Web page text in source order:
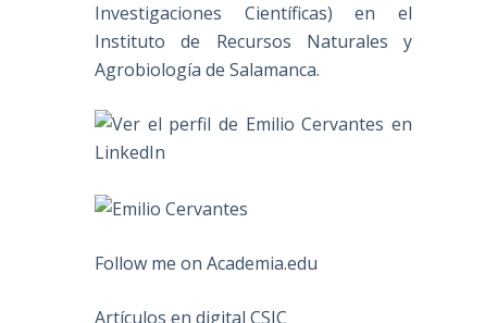
Investigaciones Científicas) en el
Instituto de Recursos Naturales y
Agrobiología de Salamanca.
Follow me on Academia.edu
Artículos en digital CSIC